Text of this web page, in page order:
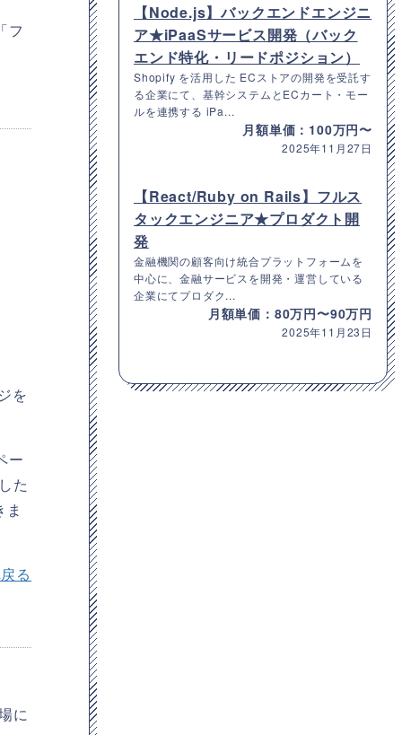
フ
を
ー
た
る
に
【Node.js】バックエンドエンジニ
ア★iPaaSサービス開発（バック
エンド特化・リードポジション）
Shopify を活用した ECストアの開発を受託す
る企業にて、基幹システムとECカート・モー
ルを連携する iPa...
月額単価：100万円〜
2025年11月27日
【React/Ruby on Rails】フルス
タックエンジニア★プロダクト開
発
金融機関の顧客向け統合プラットフォームを
中心に、金融サービスを開発・運営している
企業にてプロダク...
月額単価：80万円〜90万円
2025年11月23日